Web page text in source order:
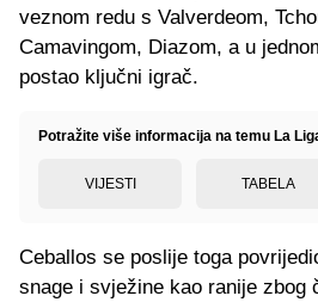
veznom redu s Valverdeom,
Camavingom, Diazom, a u
postao ključni igrač.
Potražite više informacija na temu La
VIJESTI TABELA
Ceballos se poslije toga
snage i svježine kao ranije zbog